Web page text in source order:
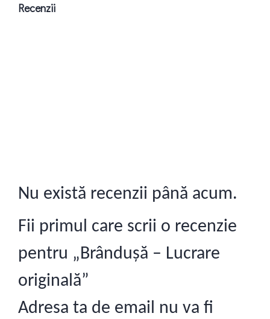
Recenzii
Nu există recenzii până acum.
Fii primul care scrii o recenzie
pentru „Brândușă – Lucrare
originală”
Adresa ta de email nu va fi